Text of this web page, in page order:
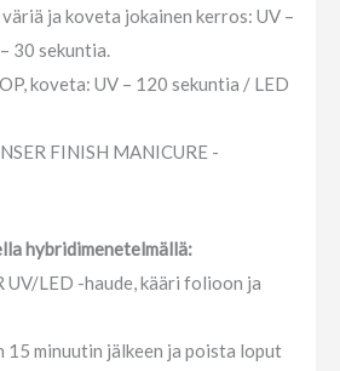
ja koveta jokainen kerros: UV –
30 sekuntia.
koveta: UV – 120 sekuntia / LED
FINISH MANICURE -
hybridimenetelmällä:
UV/LED -haude, kääri folioon ja
15 minuutin jälkeen ja poista loput